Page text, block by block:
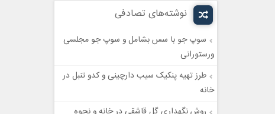
نوشته‌های تصادفی
سوپ جو با سس بشامل و سوپ جو مجلسی
ورستورانی
طرز تهیه پنکیک سیب دارچینی و کدو تنبل در
خانه